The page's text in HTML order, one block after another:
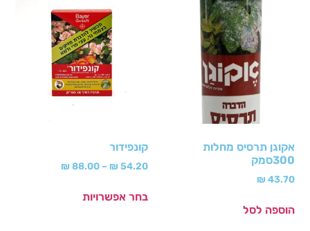
אקוגן תרסיס מחלות
300סמק
₪ 43.70
הוספה לסל
קונפידור
₪ 54.20
–
₪ 88.00
בחר אפשרויות